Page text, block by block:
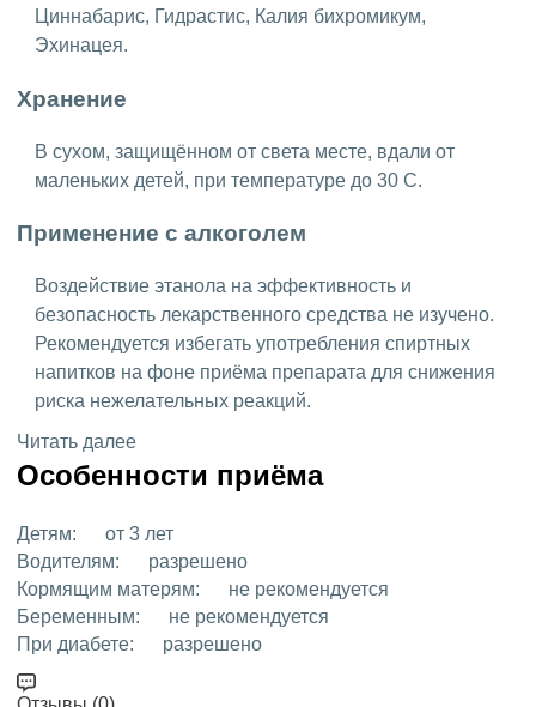
Циннабарис, Гидрастис, Калия бихромикум,
Эхинацея.
Хранение
В сухом, защищённом от света месте, вдали от
маленьких детей, при температуре до 30 C.
Применение с алкоголем
Воздействие этанола на эффективность и
безопасность лекарственного средства не изучено.
Рекомендуется избегать употребления спиртных
напитков на фоне приёма препарата для снижения
риска нежелательных реакций.
Читать далее
Особенности приёма
Детям:
от 3 лет
Водителям:
разрешено
Кормящим матерям:
не рекомендуется
Беременным:
не рекомендуется
При диабете:
разрешено